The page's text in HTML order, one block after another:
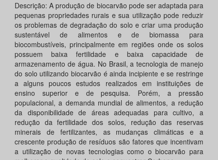
Descrição: A produção de biocarvão pode ser adaptada para
pequenas propriedades rurais e sua utilização pode reduzir
os problemas de degradação do solo e criar uma produção
sustentável de alimentos e de biomassa para
biocombustíveis, principalmente em regiões onde os solos
possuem baixa fertilidade e baixa capacidade de
armazenamento de água. No Brasil, a tecnologia de manejo
do solo utilizando biocarvão é ainda incipiente e se restringe
a alguns poucos estudos realizados em instituições de
ensino superior e de pesquisa. Porém, a pressão
populacional, a demanda mundial de alimentos, a redução
da disponibilidade de áreas adequadas para cultivo, a
redução da fertilidade dos solos, redução das reservas
minerais de fertilizantes, as mudanças climáticas e a
crescente produção de resíduos são fatores que incentivam
a utilização de novas tecnologias como o biocarvão para